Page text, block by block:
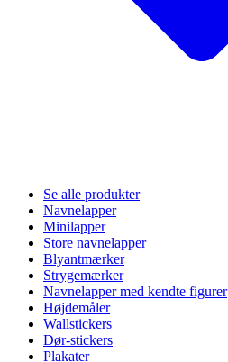
Se alle produkter
Navnelapper
Minilapper
Store navnelapper
Blyantmærker
Strygemærker
Navnelapper med kendte figurer
Højdemåler
Wallstickers
Dør-stickers
Plakater